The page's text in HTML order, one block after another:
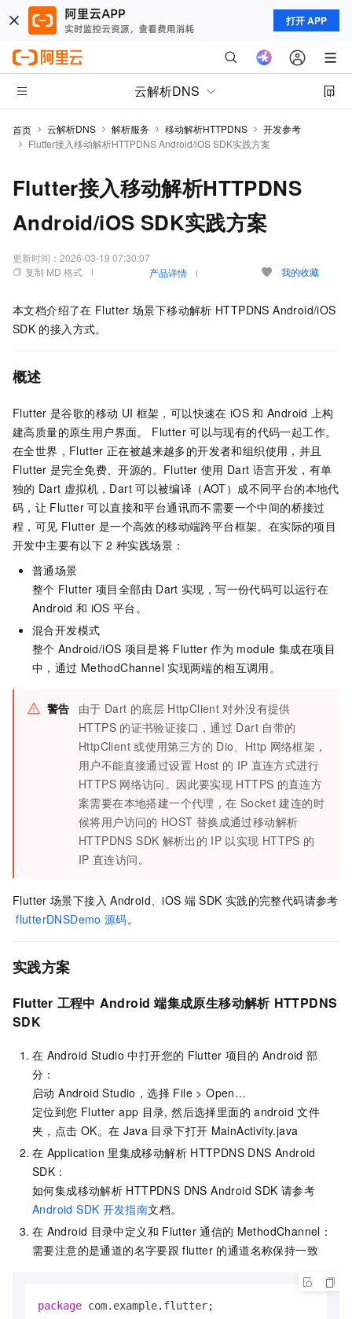
打开 APP
云解析DNS
首页 云解析DNS 解析服务 移动解析HTTPDNS
开发参考
Flutter接入移动解析HTTPDNS Android/iOS SDK实践方案
Flutter接入移动解析HTTPDNS
Android/iOS SDK实践方案
更新时间： 2026-03-19 07:30:07
复制 MD 格式
产品详情 我的收藏
本文档介绍了在 Flutter 场景下移动解析 HTTPDNS Android/iOS
SDK 的接入方式。
概述
Flutter 是谷歌的移动 UI 框架，可以快速在 iOS 和 Android 上构
建高质量的原生用户界面。 Flutter 可以与现有的代码一起工作。
在全世界，Flutter 正在被越来越多的开发者和组织使用，并且
Flutter 是完全免费、开源的。Flutter 使用 Dart 语言开发，有单
独的 Dart 虚拟机，Dart 可以被编译（AOT）成不同平台的本地代
码，让 Flutter 可以直接和平台通讯而不需要一个中间的桥接过
程，可见 Flutter 是一个高效的移动端跨平台框架。在实际的项目
开发中主要有以下 2 种实践场景：
普通场景
整个 Flutter 项目全部由 Dart 实现，写一份代码可以运行在
Android 和 iOS 平台。
混合开发模式
整个 Android/iOS 项目是将 Flutter 作为 module 集成在项目
中，通过 MethodChannel 实现两端的相互调用。
警告 由于 Dart 的底层 HttpClient 对外没有提供
HTTPS 的证书验证接口，通过 Dart 自带的
HttpClient 或使用第三方的 Dio、Http 网络框架，
用户不能直接通过设置 Host 的 IP 直连方式进行
HTTPS 网络访问。因此要实现 HTTPS 的直连方
案需要在本地搭建一个代理，在 Socket 建连的时
候将用户访问的 HOST 替换成通过移动解析
HTTPDNS SDK 解析出的 IP 以实现 HTTPS 的
IP 直连访问。
Flutter 场景下接入 Android、iOS 端 SDK 实践的完整代码请参考
flutterDNSDemo 源码。
实践方案
Flutter 工程中 Android 端集成原生移动解析 HTTPDNS
SDK
在 Android Studio 中打开您的 Flutter 项目的 Android 部
分：
启动 Android Studio，选择 File > Open…
定位到您 Flutter app 目录, 然后选择里面的 android 文件
夹，点击 OK。在 Java 目录下打开 MainActivity.java
在 Application 里集成移动解析 HTTPDNS DNS Android
SDK：
如何集成移动解析 HTTPDNS DNS Android SDK 请参考
Android SDK 开发指南文档。
在 Android 目录中定义和 Flutter 通信的 MethodChannel：
需要注意的是通道的名字要跟 flutter 的通道名称保持一致
package com.example.flutter;